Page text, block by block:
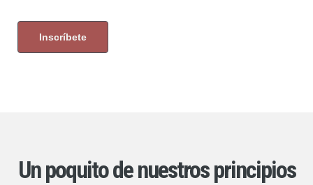
Inscríbete
Un poquito de nuestros principios